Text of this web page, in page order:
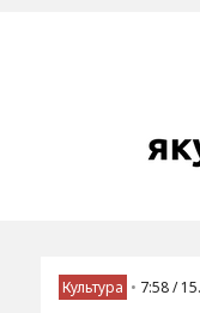
Культура • 7:58 /